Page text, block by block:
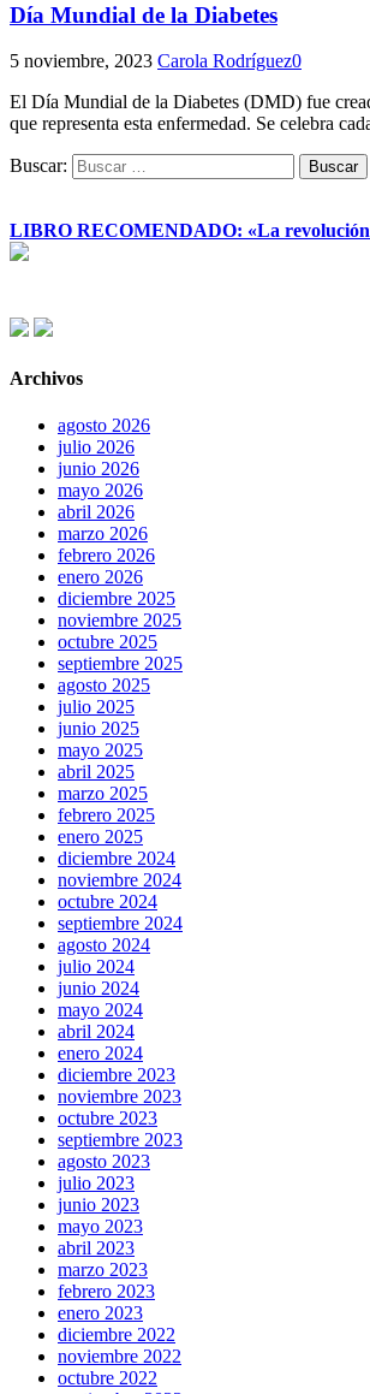
Día Mundial de la Diabetes
5 noviembre, 2023 Carola Rodríguez0
El Día Mundial de la Diabetes (DMD) fue
que representa esta enfermedad. Se celebra
Buscar:
LIBRO RECOMENDADO: «La revolución
Archivos
agosto 2026
julio 2026
junio 2026
mayo 2026
abril 2026
marzo 2026
febrero 2026
enero 2026
diciembre 2025
noviembre 2025
octubre 2025
septiembre 2025
agosto 2025
julio 2025
junio 2025
mayo 2025
abril 2025
marzo 2025
febrero 2025
enero 2025
diciembre 2024
noviembre 2024
octubre 2024
septiembre 2024
agosto 2024
julio 2024
junio 2024
mayo 2024
abril 2024
enero 2024
diciembre 2023
noviembre 2023
octubre 2023
septiembre 2023
agosto 2023
julio 2023
junio 2023
mayo 2023
abril 2023
marzo 2023
febrero 2023
enero 2023
diciembre 2022
noviembre 2022
octubre 2022